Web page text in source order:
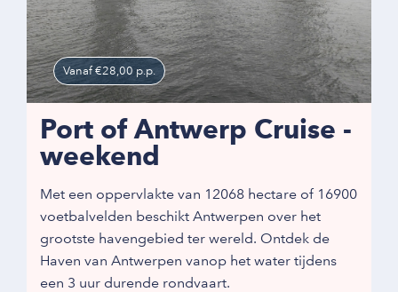
Vanaf €28,00 p.p.
Port of Antwerp Cruise -
weekend
Met een oppervlakte van 12068 hectare of 16900
voetbalvelden beschikt Antwerpen over het
grootste havengebied ter wereld. Ontdek de
Haven van Antwerpen vanop het water tijdens
een 3 uur durende rondvaart.